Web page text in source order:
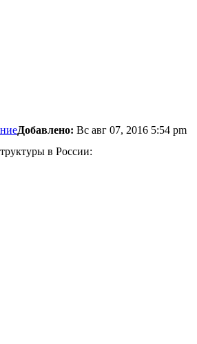
Добавлено: Вс авг 07, 2016 5:54 pm
в России: